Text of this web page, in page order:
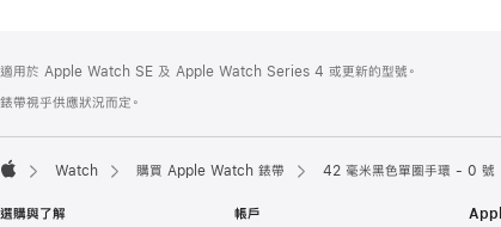
腳
腳
適用於 Apple Watch SE 及 Apple Watch Series 4 或更新的型號。
錶帶視乎供應狀況而定。
Watch 購買 Apple Watch 錶帶 42 毫米黑色單圈手環 - 0 號
選購與了解 帳戶